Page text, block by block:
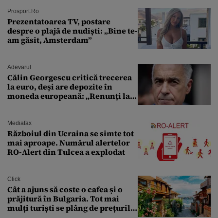
Prosport.ro
Prezentatoarea TV, postare
despre o plajă de nudiști: „Bine te-
am găsit, Amsterdam”
Adevarul
Călin Georgescu critică trecerea
la euro, deși are depozite în
moneda europeană: „Renunți la
Mediafax
Războiul din Ucraina se simte tot
mai aproape. Numărul alertelor
RO-Alert din Tulcea a explodat
Click
Cât a ajuns să coste o cafea și o
prăjitură în Bulgaria. Tot mai
mulți turiști se plâng de prețurile